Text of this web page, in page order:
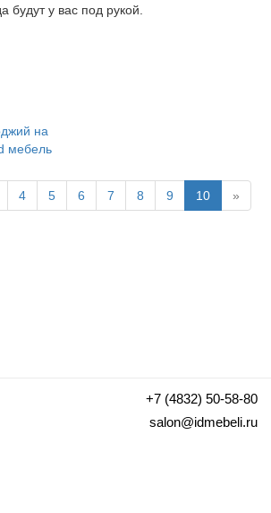
будут у вас под рукой.
4 5 6 7 8 9 10 »
+7 (4832) 50-58-80
salon@idmebeli.ru